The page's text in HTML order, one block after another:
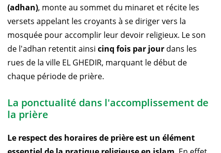
(adhan), monte au sommet du minaret et récite les
versets appelant les croyants à se diriger vers la
mosquée pour accomplir leur devoir religieux. Le son
de l'adhan retentit ainsi cinq fois par jour dans les
rues de la ville EL GHEDIR, marquant le début de
chaque période de prière.
La ponctualité dans l'accomplissement de
la prière
Le respect des horaires de prière est un élément